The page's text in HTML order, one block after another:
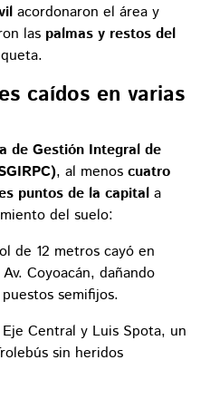
acordonaron el área y
las palmas y restos del
caídos en varias
de Gestión Integral de
, al menos cuatro
puntos de la capital a
del suelo:
de 12 metros cayó en
Coyoacán, dañando
semifijos.
Central y Luis Spota, un
sin heridos